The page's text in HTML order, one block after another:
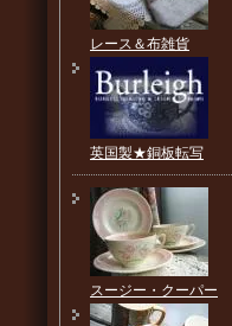
レース＆布雑貨
英国製★銅板転写
スージー・クーパー